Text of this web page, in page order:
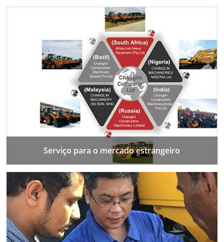
Serviço para o mercado estrangeiro